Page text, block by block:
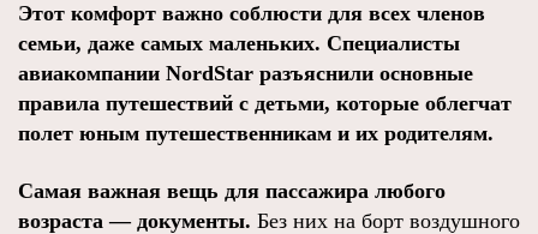
Этот комфорт важно соблюсти для всех членов
семьи, даже самых маленьких. Специалисты
авиакомпании NordStar разъяснили основные
правила путешествий с детьми, которые облегчат
полет юным путешественникам и их родителям.
Самая важная вещь для пассажира любого
возраста — документы. Без них на борт воздушного